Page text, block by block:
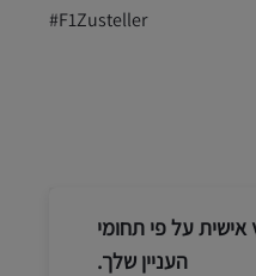
#F1Zusteller
על פי תחומי
העניין שלך.